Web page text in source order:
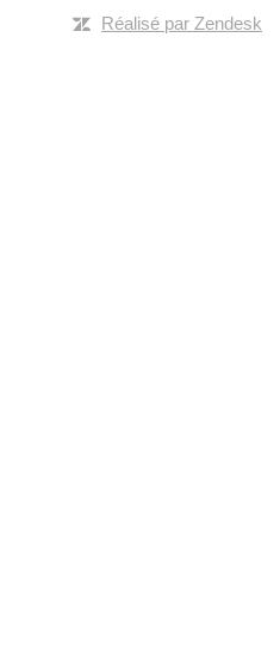
Réalisé par Zendesk